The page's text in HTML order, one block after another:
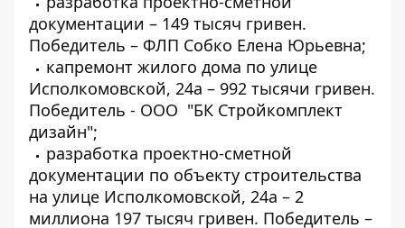
документации – 149 тысяч гривен.
Победитель – ФЛП Собко Елена Юрьевна;
капремонт жилого дома по улице
Исполкомовской, 24а – 992 тысячи гривен.
Победитель - ООО "БК Стройкомплект
дизайн";
разработка проектно-сметной
документации по объекту строительства
на улице Исполкомовской, 24а – 2
миллиона 197 тысяч гривен. Победитель –